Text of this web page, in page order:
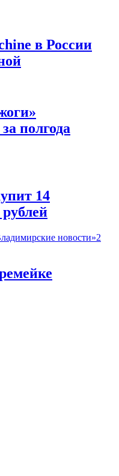
в России
полгода
14
новости»2